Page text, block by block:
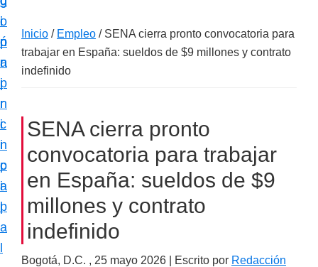
i
ó
n
p
r
i
n
c
i
p
a
o
p
r
i
n
c
i
p
a
l
i
n
a
a
c
i
e
a
Inicio / Empleo /SENA cierra pronto convocatoria para
trabajar en España: sueldos de $9 millones y contrato
indefinido
SENA cierra pronto
convocatoria para trabajar
en España: sueldos de $9
millones y contrato
indefinido
Bogotá, D.C. , 25 mayo 2026 | Escrito por Redacción